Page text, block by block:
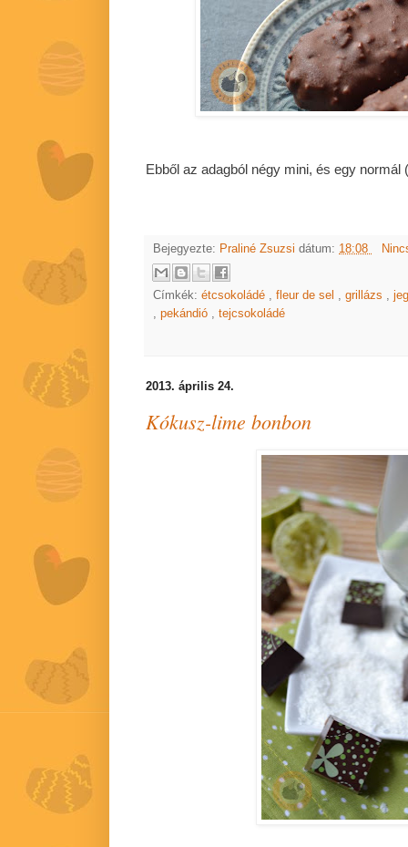
Ebből az adagból négy mini, és egy
Bejegyezte: Praliné Zsuzsi dátum: 18:08
Címkék: étcsokoládé fleur de sel grillázs
pekándió tejcsokoládé
2013. április 24.
Kókusz-lime bonbon